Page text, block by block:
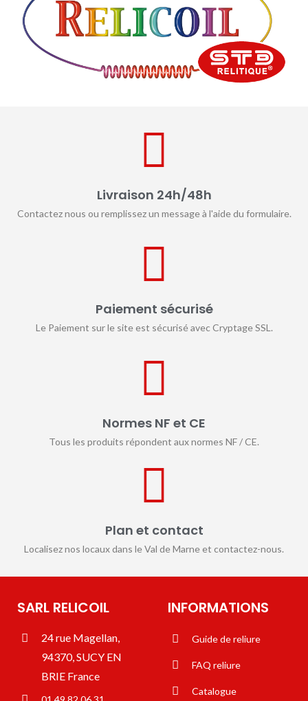
Livraison 24h/48h
Contactez nous ou remplissez un message à l'aide du formulaire.
Paiement sécurisé
Le Paiement sur le site est sécurisé avec Cryptage SSL.
Normes NF et CE
Tous les produits répondent aux normes NF / CE.
Plan et contact
Localisez nos locaux dans le Val de Marne et contactez-nous.
SARL RELICOIL
24 rue Magellan,
94370, SUCY EN
BRIE France
INFORMATIONS
Guide de reliure
FAQ reliure
Catalogue